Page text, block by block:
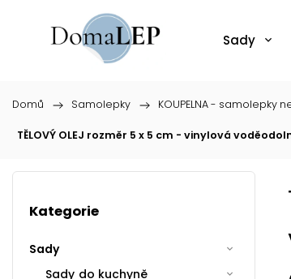
Sady
Domů / Samolepky / KOUPELNA - samolepky
TĚLOVÝ OLEJ rozměr 5 x 5 cm - vinylová
Kategorie
Sady
Sady do kuchyně